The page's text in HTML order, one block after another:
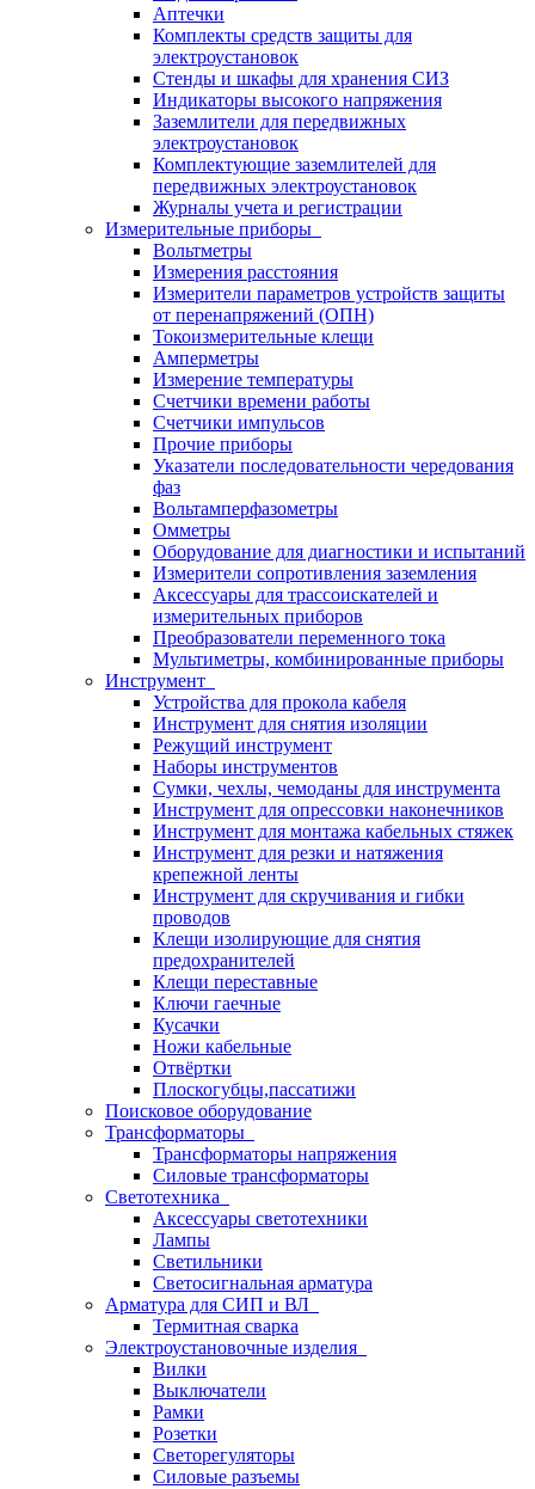
Аптечки
Комплекты средств защиты для
электроустановок
Стенды и шкафы для хранения СИЗ
Индикаторы высокого напряжения
Заземлители для передвижных
электроустановок
Комплектующие заземлителей для
передвижных электроустановок
Журналы учета и регистрации
Измерительные приборы
Вольтметры
Измерения расстояния
Измерители параметров устройств защиты
от перенапряжений (ОПН)
Токоизмерительные клещи
Амперметры
Измерение температуры
Счетчики времени работы
Счетчики импульсов
Прочие приборы
Указатели последовательности чередования
фаз
Вольтамперфазометры
Омметры
Оборудование для диагностики и испытаний
Измерители сопротивления заземления
Аксессуары для трассоискателей и
измерительных приборов
Преобразователи переменного тока
Мультиметры, комбинированные приборы
Инструмент
Устройства для прокола кабеля
Инструмент для снятия изоляции
Режущий инструмент
Наборы инструментов
Сумки, чехлы, чемоданы для инструмента
Инструмент для опрессовки наконечников
Инструмент для монтажа кабельных стяжек
Инструмент для резки и натяжения
крепежной ленты
Инструмент для скручивания и гибки
проводов
Клещи изолирующие для снятия
предохранителей
Клещи переставные
Ключи гаечные
Кусачки
Ножи кабельные
Отвёртки
Плоскогубцы,пассатижи
Поисковое оборудование
Трансформаторы
Трансформаторы напряжения
Силовые трансформаторы
Светотехника
Аксессуары светотехники
Лампы
Светильники
Светосигнальная арматура
Арматура для СИП и ВЛ
Термитная сварка
Электроустановочные изделия
Вилки
Выключатели
Рамки
Розетки
Светорегуляторы
Силовые разъемы